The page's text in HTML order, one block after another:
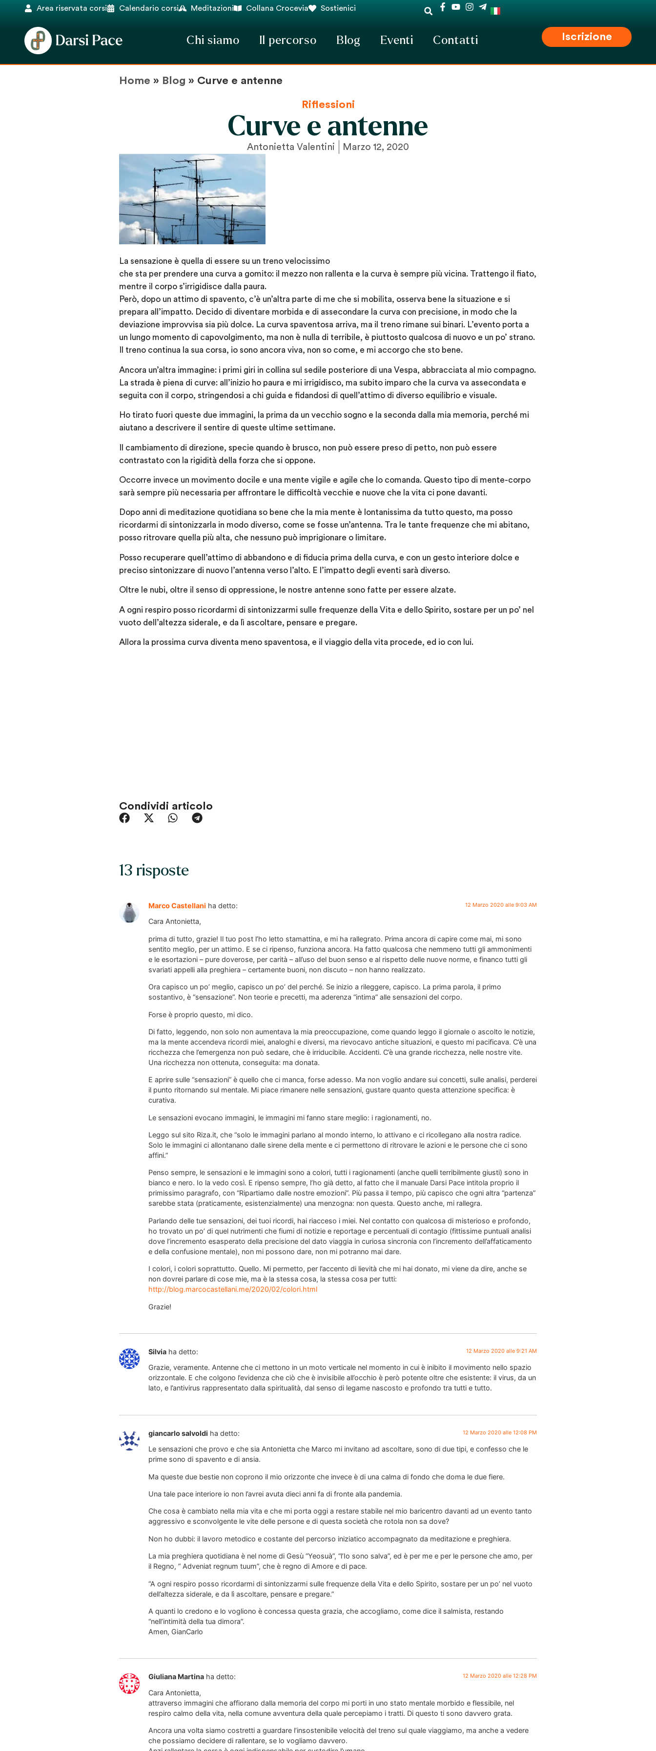
Area riservata corsi Calendario corsi Meditazioni Collana Crocevia Sostienici
Chi siamo Il percorso Blog Eventi Contatti Iscrizione
Home » Blog » Curve e antenne
Riflessioni
Curve e antenne
Antonietta Valentini Marzo 12, 2020
La sensazione è quella di essere su un treno velocissimo
che sta per prendere una curva a gomito: il mezzo non rallenta e la curva è sempre più vicina. Trattengo il fiato,
mentre il corpo s’irrigidisce dalla paura.
Però, dopo un attimo di spavento, c’è un’altra parte di me che si mobilita, osserva bene la situazione e si
prepara all’impatto. Decido di diventare morbida e di assecondare la curva con precisione, in modo che la
deviazione improvvisa sia più dolce. La curva spaventosa arriva, ma il treno rimane sui binari. L’evento porta a
un lungo momento di capovolgimento, ma non è nulla di terribile, è piuttosto qualcosa di nuovo e un po’ strano.
Il treno continua la sua corsa, io sono ancora viva, non so come, e mi accorgo che sto bene.
Ancora un’altra immagine: i primi giri in collina sul sedile posteriore di una Vespa, abbracciata al mio compagno.
La strada è piena di curve: all’inizio ho paura e mi irrigidisco, ma subito imparo che la curva va assecondata e
seguita con il corpo, stringendosi a chi guida e fidandosi di quell’attimo di diverso equilibrio e visuale.
Ho tirato fuori queste due immagini, la prima da un vecchio sogno e la seconda dalla mia memoria, perché mi
aiutano a descrivere il sentire di queste ultime settimane.
Il cambiamento di direzione, specie quando è brusco, non può essere preso di petto, non può essere
contrastato con la rigidità della forza che si oppone.
Occorre invece un movimento docile e una mente vigile e agile che lo comanda. Questo tipo di mente-corpo
sarà sempre più necessaria per affrontare le difficoltà vecchie e nuove che la vita ci pone davanti.
Dopo anni di meditazione quotidiana so bene che la mia mente è lontanissima da tutto questo, ma posso
ricordarmi di sintonizzarla in modo diverso, come se fosse un’antenna. Tra le tante frequenze che mi abitano,
posso ritrovare quella più alta, che nessuno può imprigionare o limitare.
Posso recuperare quell’attimo di abbandono e di fiducia prima della curva, e con un gesto interiore dolce e
preciso sintonizzare di nuovo l’antenna verso l’alto. E l’impatto degli eventi sarà diverso.
Oltre le nubi, oltre il senso di oppressione, le nostre antenne sono fatte per essere alzate.
A ogni respiro posso ricordarmi di sintonizzarmi sulle frequenze della Vita e dello Spirito, sostare per un po’ nel
vuoto dell’altezza siderale, e da lì ascoltare, pensare e pregare.
Allora la prossima curva diventa meno spaventosa, e il viaggio della vita procede, ed io con lui.
Condividi articolo
13 risposte
Marco Castellani ha detto: 12 Marzo 2020 alle 9:03 AM
Cara Antonietta,
prima di tutto, grazie! Il tuo post l’ho letto stamattina, e mi ha rallegrato. Prima ancora di capire come mai, mi sono
sentito meglio, per un attimo. E se ci ripenso, funziona ancora. Ha fatto qualcosa che nemmeno tutti gli ammonimenti
e le esortazioni – pure doverose, per carità – all’uso del buon senso e al rispetto delle nuove norme, e financo tutti gli
svariati appelli alla preghiera – certamente buoni, non discuto – non hanno realizzato.
Ora capisco un po’ meglio, capisco un po’ del perché. Se inizio a rileggere, capisco. La prima parola, il primo
sostantivo, è “sensazione”. Non teorie e precetti, ma aderenza “intima” alle sensazioni del corpo.
Forse è proprio questo, mi dico.
Di fatto, leggendo, non solo non aumentava la mia preoccupazione, come quando leggo il giornale o ascolto le notizie,
ma la mente accendeva ricordi miei, analoghi e diversi, ma rievocavo antiche situazioni, e questo mi pacificava. C’è una
ricchezza che l’emergenza non può sedare, che è irriducibile. Accidenti. C’è una grande ricchezza, nelle nostre vite.
Una ricchezza non ottenuta, conseguita: ma donata.
E aprire sulle “sensazioni” è quello che ci manca, forse adesso. Ma non voglio andare sui concetti, sulle analisi, perderei
il punto ritornando sul mentale. Mi piace rimanere nelle sensazioni, gustare quanto questa attenzione specifica: è
curativa.
Le sensazioni evocano immagini, le immagini mi fanno stare meglio: i ragionamenti, no.
Leggo sul sito Riza.it, che “solo le immagini parlano al mondo interno, lo attivano e ci ricollegano alla nostra radice.
Solo le immagini ci allontanano dalle sirene della mente e ci permettono di ritrovare le azioni e le persone che ci sono
affini.”
Penso sempre, le sensazioni e le immagini sono a colori, tutti i ragionamenti (anche quelli terribilmente giusti) sono in
bianco e nero. Io la vedo così. E ripenso sempre, l’ho già detto, al fatto che il manuale Darsi Pace intitola proprio il
primissimo paragrafo, con “Ripartiamo dalle nostre emozioni”. Più passa il tempo, più capisco che ogni altra “partenza”
sarebbe stata (praticamente, esistenzialmente) una menzogna: non questa. Questo anche, mi rallegra.
Parlando delle tue sensazioni, dei tuoi ricordi, hai riacceso i miei. Nel contatto con qualcosa di misterioso e profondo,
ho trovato un po’ di quel nutrimenti che fiumi di notizie e reportage e percentuali di contagio (fittissime puntuali analisi
dove l’incremento esasperato della precisione del dato viaggia in curiosa sincronia con l’incremento dell’affaticamento
e della confusione mentale), non mi possono dare, non mi potranno mai dare.
I colori, i colori soprattutto. Quello. Mi permetto, per l’accento di lievità che mi hai donato, mi viene da dire, anche se
non dovrei parlare di cose mie, ma è la stessa cosa, la stessa cosa per tutti:
http://blog.marcocastellani.me/2020/02/colori.html
Grazie!
Silvia ha detto: 12 Marzo 2020 alle 9:21 AM
Grazie, veramente. Antenne che ci mettono in un moto verticale nel momento in cui è inibito il movimento nello spazio
orizzontale. E che colgono l’evidenza che ciò che è invisibile all’occhio è però potente oltre che esistente: il virus, da un
lato, e l’antivirus rappresentato dalla spiritualità, dal senso di legame nascosto e profondo tra tutti e tutto.
giancarlo salvoldi ha detto: 12 Marzo 2020 alle 12:08 PM
Le sensazioni che provo e che sia Antonietta che Marco mi invitano ad ascoltare, sono di due tipi, e confesso che le
prime sono di spavento e di ansia.
Ma queste due bestie non coprono il mio orizzonte che invece è di una calma di fondo che doma le due fiere.
Una tale pace interiore io non l’avrei avuta dieci anni fa di fronte alla pandemia.
Che cosa è cambiato nella mia vita e che mi porta oggi a restare stabile nel mio baricentro davanti ad un evento tanto
aggressivo e sconvolgente le vite delle persone e di questa società che rotola non sa dove?
Non ho dubbi: il lavoro metodico e costante del percorso iniziatico accompagnato da meditazione e preghiera.
La mia preghiera quotidiana è nel nome di Gesù “Yeosuà”, “l’Io sono salva”, ed è per me e per le persone che amo, per
il Regno, ” Adveniat regnum tuum”, che è regno di Amore e di pace.
“A ogni respiro posso ricordarmi di sintonizzarmi sulle frequenze della Vita e dello Spirito, sostare per un po’ nel vuoto
dell’altezza siderale, e da lì ascoltare, pensare e pregare.”
A quanti lo credono e lo vogliono è concessa questa grazia, che accogliamo, come dice il salmista, restando
“nell’intimità della tua dimora”.
Amen, GianCarlo
Giuliana Martina ha detto: 12 Marzo 2020 alle 12:28 PM
Cara Antonietta,
attraverso immagini che affiorano dalla memoria del corpo mi porti in uno stato mentale morbido e flessibile, nel
respiro calmo della vita, nella comune avventura della quale percepiamo i tratti. Di questo ti sono davvero grata.
Ancora una volta siamo costretti a guardare l’insostenibile velocità del treno sul quale viaggiamo, ma anche a vedere
che possiamo decidere di rallentare, se lo vogliamo davvero.